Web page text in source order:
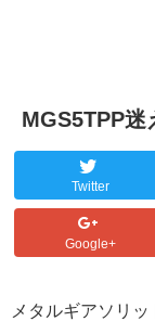
MGS5TPP迷
Twitter
Google+
メタルギアソリ